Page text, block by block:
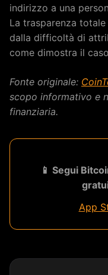
indirizzo a una
La trasparenza
dalla difficoltà di
come dimostra il
Fonte originale:
scopo informativo e
finanziaria.
📱 Segui
App